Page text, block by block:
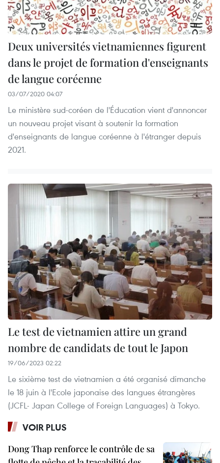
Deux universités vietnamiennes figurent
dans le projet de formation d'enseignants
de langue coréenne
03/07/2020 04:07
Le ministère sud-coréen de l'Éducation vient d'annoncer
un nouveau projet visant à soutenir la formation
d'enseignants de langue coréenne à l'étranger depuis
2021.
Le test de vietnamien attire un grand
nombre de candidats de tout le Japon
19/06/2023 02:22
Le sixième test de vietnamien a été organisé dimanche
le 18 juin à l'Ecole japonaise des langues étrangères
(JCFL- Japan College of Foreign Languages) à Tokyo.
VOIR PLUS
Dong Thap renforce le contrôle de sa